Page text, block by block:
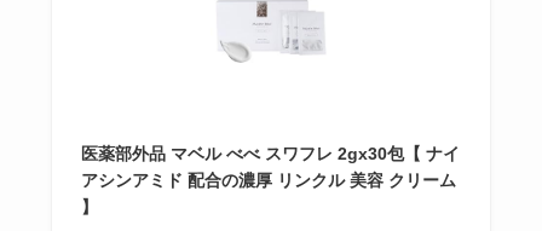
医薬部外品 マベル べべ スワフレ 2gx30包【 ナイ
アシンアミド 配合の濃厚 リンクル 美容 クリーム
】